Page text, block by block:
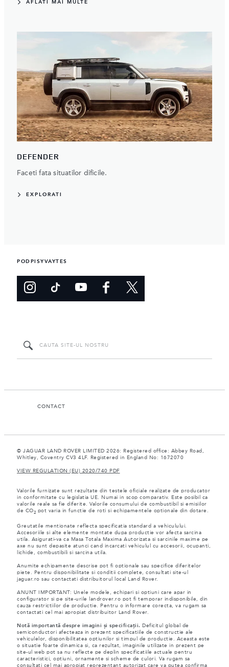
AFLATI MAI MULTE
DEFENDER
Faceti fata situatilor dificile.
EXPLORATI
PODPISYVAYTES
CONTACT
© JAGUAR LAND ROVER LIMITED 2026: Registered office: Abbey Road,
Whitley, Coventry CV3 4LF. Registered in England No: 1672070
VIEW REGULATION (EU) 2020/740 PDF
Valorile furnizate sunt rezultate din testele oficiale realizate de producator
in conformitate cu legislatia UE. Numai in scop comparativ. Este posibil ca
valorile reale sa fie diferite. Valorile consumului de combustibil si emisiilor
de CO2 pot varia in functie de roti si echipamentele optionale din dotare.
Greutatile mentionate reflecta specificatia standard a vehiculului.
Accesoriile si alte elemente montate dupa productie vor afecta sarcina
utila. Asigurati-va ca Masa Totala Maxima Autorizata si sarcinile maxime pe
axe nu sunt depasite atunci cand incarcati vehiculul cu accesorii, ocupanti,
lichide, combustibili si sarcina utila.
Anumite echipamente descrise pot fi optionale sau specifice diferitelor
piete. Pentru disponibilitate si conditii complete, consultati site-ul
jaguar.ro sau contactati distribuitorul local Land Rover.
ANUNT IMPORTANT: Unele modele, echipari si optiuni care apar in
configurator si pe site-urile landrover.ro pot fi temporar indisponibile, din
cauza restrictiilor de productie. Pentru o informare corecta, va rugam sa
contactati cel mai apropiat distribuitor Land Rover.
Notă importantă despre imagini și specificații. Deficitul global de
semiconductori afecteaza in prezent specificatiile de constructie ale
vehiculelor, disponibilitatea optiunilor si timpul de productie. Aceasta este
o situatie foarte dinamica si, ca rezultat, imaginile utilizate in prezent pe
site-ul web pot sa nu reflecte pe deplin specificatiile actuale pentru
caracteristici, optiuni, ornamente si scheme de culori. Va rugam sa
consultati cel mai apropiat reprezentant autorizat care va putea confirma